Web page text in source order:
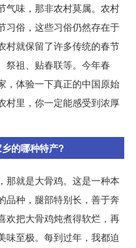
气味，那非农村莫属。农村
习俗，这些习俗仍然存在于
村就保留了许多传统的春节
祭祖、贴春联等。今年春
，体验一下真正的中国原始
村里，你一定能感受到浓厚
的哪种特产?
那就是大骨鸡。这是一种本
品种，腿部特别长，善于奔
欢把大骨鸡炖煮得软烂，再
味至极。每到过年，我都迫